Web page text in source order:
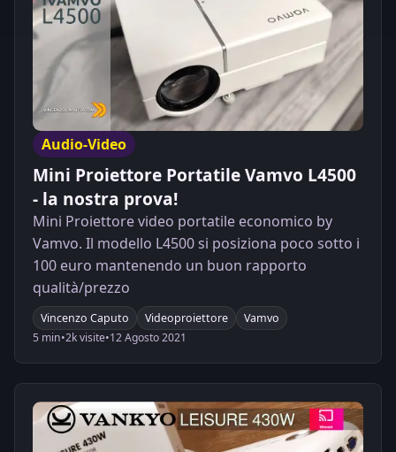
Audio-Video
Mini Proiettore Portatile Vamvo L4500
- la nostra prova!
Mini Proiettore video portatile economico by
Vamvo. Il modello L4500 si posiziona poco sotto i
100 euro mantenendo un buon rapporto
qualità/prezzo
Vincenzo Caputo Videoproiettore
Vamvo
5 min•2k visite•12 Agosto 2021